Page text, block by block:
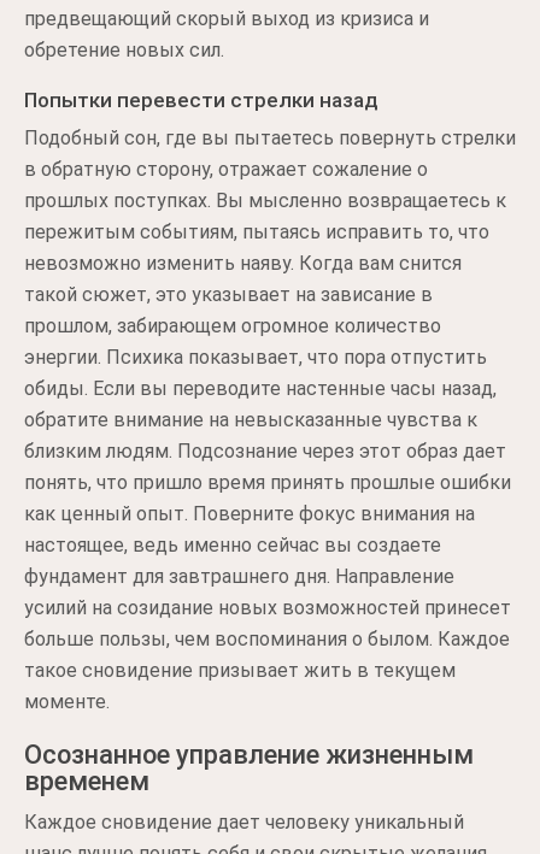
предвещающий скорый выход из кризиса и
обретение новых сил.
Попытки перевести стрелки назад
Подобный сон, где вы пытаетесь повернуть стрелки
в обратную сторону, отражает сожаление о
прошлых поступках. Вы мысленно возвращаетесь к
пережитым событиям, пытаясь исправить то, что
невозможно изменить наяву. Когда вам снится
такой сюжет, это указывает на зависание в
прошлом, забирающем огромное количество
энергии. Психика показывает, что пора отпустить
обиды. Если вы переводите настенные часы назад,
обратите внимание на невысказанные чувства к
близким людям. Подсознание через этот образ дает
понять, что пришло время принять прошлые ошибки
как ценный опыт. Поверните фокус внимания на
настоящее, ведь именно сейчас вы создаете
фундамент для завтрашнего дня. Направление
усилий на созидание новых возможностей принесет
больше пользы, чем воспоминания о былом. Каждое
такое сновидение призывает жить в текущем
моменте.
Осознанное управление жизненным
временем
Каждое сновидение дает человеку уникальный